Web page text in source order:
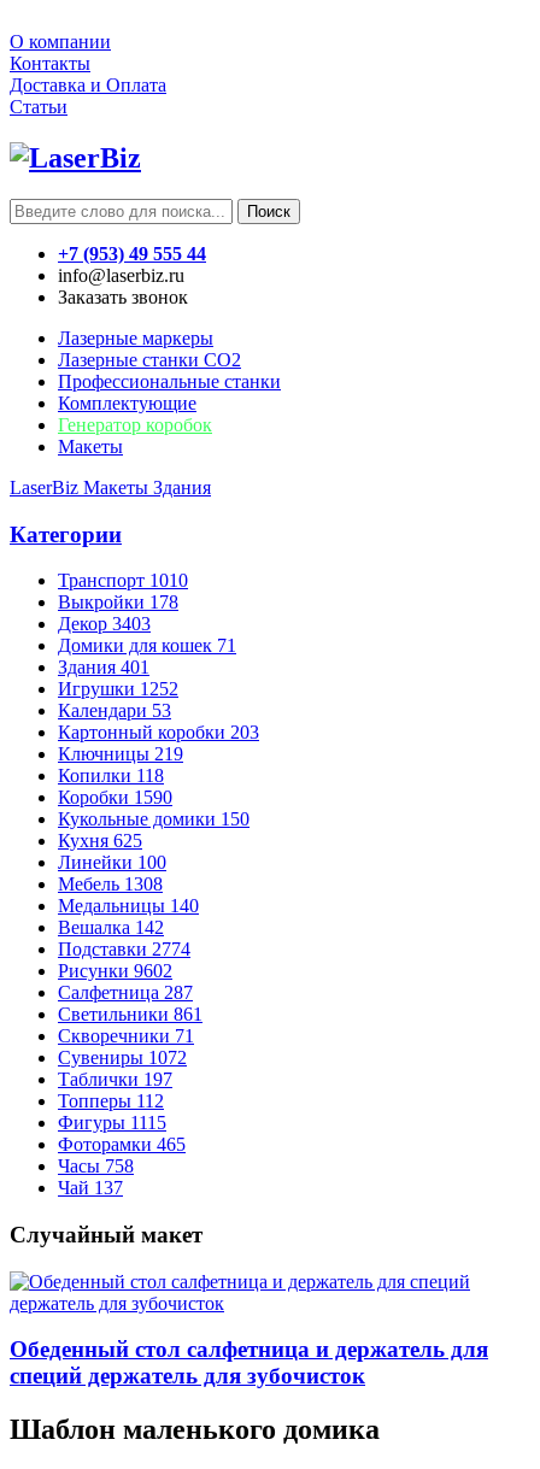
О компании
Контакты
Доставка и Оплата
Статьи
Поиск
+7 (953) 49 555 44
info@laserbiz.ru
Заказать звонок
Лазерные маркеры
Лазерные станки CO2
Профессиональные станки
Комплектующие
Генератор коробок
Макеты
LaserBiz Макеты Здания
Категории
Транспорт 1010
Выкройки 178
Декор 3403
Домики для кошек 71
Здания 401
Игрушки 1252
Календари 53
Картонный коробки 203
Ключницы 219
Копилки 118
Коробки 1590
Кукольные домики 150
Кухня 625
Линейки 100
Мебель 1308
Медальницы 140
Вешалка 142
Подставки 2774
Рисунки 9602
Салфетница 287
Светильники 861
Скворечники 71
Сувениры 1072
Таблички 197
Топперы 112
Фигуры 1115
Фоторамки 465
Часы 758
Чай 137
Случайный макет
Обеденный стол салфетница и держатель для
специй держатель для зубочисток
Шаблон маленького домика